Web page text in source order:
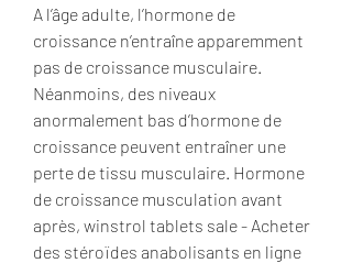
A l’âge adulte, l’hormone de
croissance n’entraîne apparemment
pas de croissance musculaire.
Néanmoins, des niveaux
anormalement bas d’hormone de
croissance peuvent entraîner une
perte de tissu musculaire. Hormone
de croissance musculation avant
après, winstrol tablets sale - Acheter
des stéroïdes anabolisants en ligne